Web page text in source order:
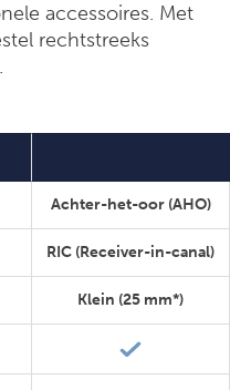
accessoires. Met
rechtstreeks
Achter-het-oor (AHO)
RIC (Receiver-in-canal)
Klein (25 mm*)